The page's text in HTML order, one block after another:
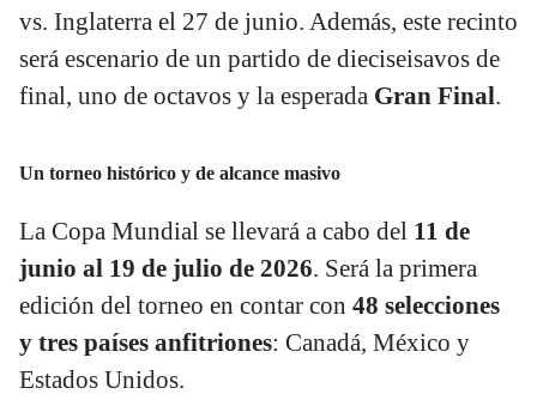
vs. Inglaterra el 27 de junio. Además, este recinto
será escenario de un partido de dieciseisavos de
final, uno de octavos y la esperada Gran Final.
Un torneo histórico y de alcance masivo
La Copa Mundial se llevará a cabo del 11 de
junio al 19 de julio de 2026. Será la primera
edición del torneo en contar con 48 selecciones
y tres países anfitriones: Canadá, México y
Estados Unidos.